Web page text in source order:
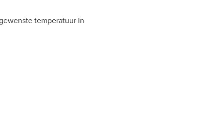
temperatuur in